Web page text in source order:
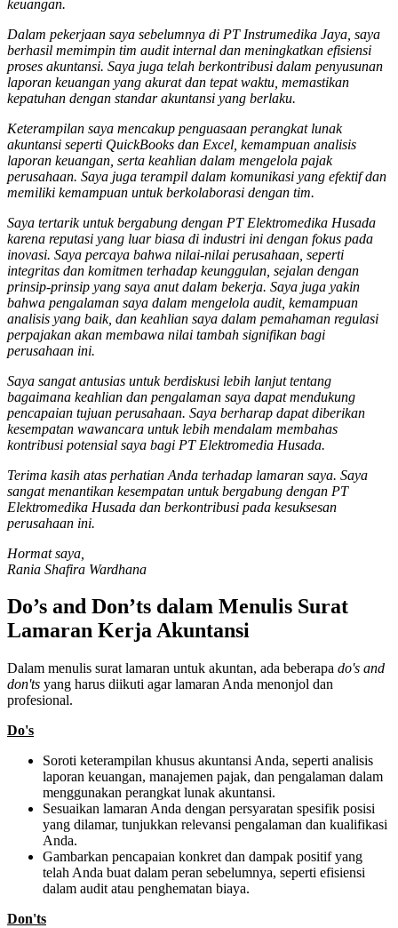
keuangan.
Dalam pekerjaan saya sebelumnya di PT Instrumedika Jaya, saya
berhasil memimpin tim audit internal dan meningkatkan efisiensi
proses akuntansi. Saya juga telah berkontribusi dalam penyusunan
laporan keuangan yang akurat dan tepat waktu, memastikan
kepatuhan dengan standar akuntansi yang berlaku.
Keterampilan saya mencakup penguasaan perangkat lunak
akuntansi seperti QuickBooks dan Excel, kemampuan analisis
laporan keuangan, serta keahlian dalam mengelola pajak
perusahaan. Saya juga terampil dalam komunikasi yang efektif dan
memiliki kemampuan untuk berkolaborasi dengan tim.
Saya tertarik untuk bergabung dengan PT Elektromedika Husada
karena reputasi yang luar biasa di industri ini dengan fokus pada
inovasi. Saya percaya bahwa nilai-nilai perusahaan, seperti
integritas dan komitmen terhadap keunggulan, sejalan dengan
prinsip-prinsip yang saya anut dalam bekerja. Saya juga yakin
bahwa pengalaman saya dalam mengelola audit, kemampuan
analisis yang baik, dan keahlian saya dalam pemahaman regulasi
perpajakan akan membawa nilai tambah signifikan bagi
perusahaan ini.
Saya sangat antusias untuk berdiskusi lebih lanjut tentang
bagaimana keahlian dan pengalaman saya dapat mendukung
pencapaian tujuan perusahaan. Saya berharap dapat diberikan
kesempatan wawancara untuk lebih mendalam membahas
kontribusi potensial saya bagi PT Elektromedia Husada.
Terima kasih atas perhatian Anda terhadap lamaran saya. Saya
sangat menantikan kesempatan untuk bergabung dengan PT
Elektromedika Husada dan berkontribusi pada kesuksesan
perusahaan ini.
Hormat saya,
Rania Shafira Wardhana
Do’s and Don’ts dalam Menulis Surat
Lamaran Kerja Akuntansi
Dalam menulis surat lamaran untuk akuntan, ada beberapa do's and
don'ts yang harus diikuti agar lamaran Anda menonjol dan
profesional.
Do's
Soroti keterampilan khusus akuntansi Anda, seperti analisis
laporan keuangan, manajemen pajak, dan pengalaman dalam
menggunakan perangkat lunak akuntansi.
Sesuaikan lamaran Anda dengan persyaratan spesifik posisi
yang dilamar, tunjukkan relevansi pengalaman dan kualifikasi
Anda.
Gambarkan pencapaian konkret dan dampak positif yang
telah Anda buat dalam peran sebelumnya, seperti efisiensi
dalam audit atau penghematan biaya.
Don'ts